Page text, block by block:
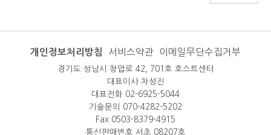
개인정보처리방침 서비스약관 이메일무단수집거부
경기도 성남시 창업로 42, 701호 호스트센터
대표이사 차성진
대표전화 02-6925-5044
기술문의 070-4282-5202
Fax 0503-8379-4915
통신판매번호 서초 08207호